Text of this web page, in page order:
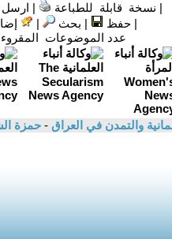
| نسخة قابلة للطباعة |
|حفظ | بحث |
عدد الموضوعات
والتمدن في العراق - حمزة